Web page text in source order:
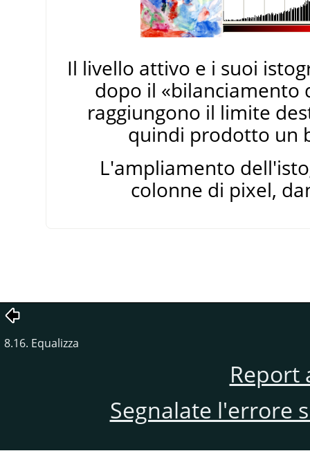
Il livello attivo e i suoi
dopo il «bilanciamento
raggiungono il limite
quindi prodotto un
L'ampliamento
colonne di pixel,
8.16. Equalizza
Report
Segnalate l'errore